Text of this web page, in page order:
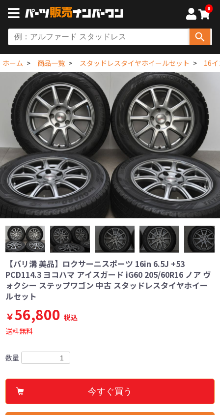
0
ホーム 商品一覧 スタッドレスタイヤホイールセット 16
【バリ溝 美品】ロクサーニスポーツ 16in 6.5J +53
PCD114.3 ヨコハマ アイスガード iG60 205/60R16 ノア ヴ
ォクシー ステップワゴン 中古 スタッドレスタイヤホイー
ルセット
￥56,800 税込
送料無料
数量
今すぐ買う